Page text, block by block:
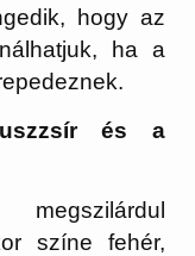
hogy az
ha a
és a
színe fehér,